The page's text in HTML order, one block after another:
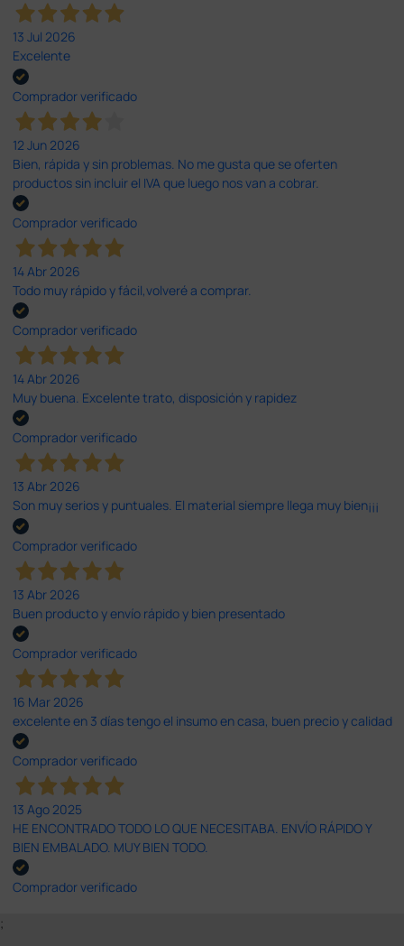
13 Jul 2026
Excelente
Comprador verificado
12 Jun 2026
Bien, rápida y sin problemas. No me gusta que se oferten
productos sin incluir el IVA que luego nos van a cobrar.
Comprador verificado
14 Abr 2026
Todo muy rápido y fácil,volveré a comprar.
Comprador verificado
14 Abr 2026
Muy buena. Excelente trato, disposición y rapidez
Comprador verificado
13 Abr 2026
Son muy serios y puntuales. El material siempre llega muy bien¡¡¡
Comprador verificado
13 Abr 2026
Buen producto y envío rápido y bien presentado
Comprador verificado
16 Mar 2026
excelente en 3 días tengo el insumo en casa, buen precio y calidad
Comprador verificado
13 Ago 2025
HE ENCONTRADO TODO LO QUE NECESITABA. ENVÍO RÁPIDO Y
BIEN EMBALADO. MUY BIEN TODO.
Comprador verificado
;